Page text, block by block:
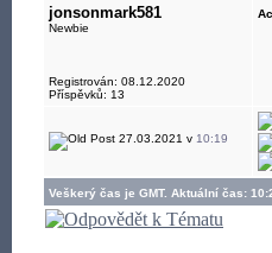
jonsonmark581
Newbie
Registrován: 08.12.2020
Příspěvků: 13
27.03.2021 v 10:19
Veškerý čas je GMT. Aktuální čas: